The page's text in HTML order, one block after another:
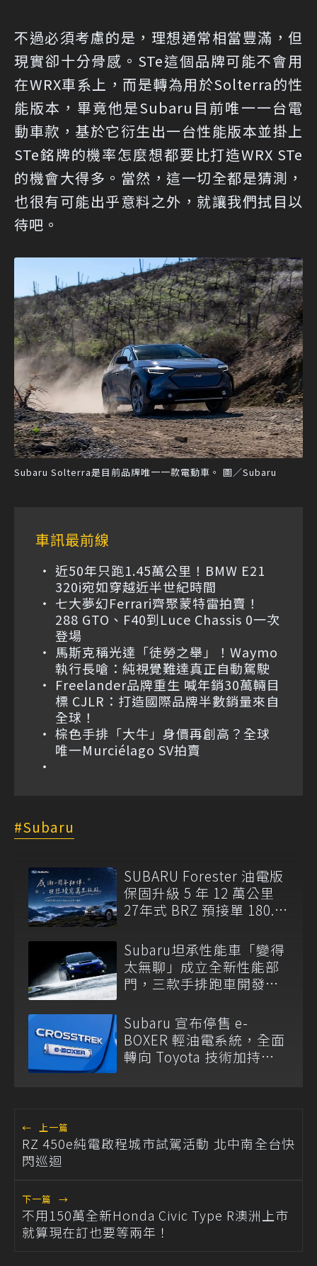
不過必須考慮的是，理想通常相當豐滿，但
現實卻十分骨感。STe這個品牌可能不會用
在WRX車系上，而是轉為用於Solterra的性
能版本，畢竟他是Subaru目前唯一一台電
動車款，基於它衍生出一台性能版本並掛上
STe銘牌的機率怎麼想都要比打造WRX STe
的機會大得多。當然，這一切全都是猜測，
也很有可能出乎意料之外，就讓我們拭目以
待吧。
Subaru Solterra是目前品牌唯一一款電動車。 圖／Subaru
車訊最前線
近50年只跑1.45萬公里！BMW E21
320i宛如穿越近半世紀時間
七大夢幻Ferrari齊聚蒙特雷拍賣！
288 GTO、F40到Luce Chassis 0一次
登場
馬斯克稱光達「徒勞之舉」！Waymo
執行長嗆：純視覺難達真正自動駕駛
Freelander品牌重生 喊年銷30萬輛目
標 CJLR：打造國際品牌半數銷量來自
全球！
棕色手排「大牛」身價再創高？全球
唯一Murciélago SV拍賣
Subaru
SUBARU Forester 油電版
保固升級 5 年 12 萬公里
27年式 BRZ 預接單 180.8
Subaru坦承性能車「變得
太無聊」成立全新性能部
門，三款手排跑車開發
Subaru 宣布停售 e-
BOXER 輕油電系統，全面
轉向 Toyota 技術加持
← 上一篇
RZ 450e純電啟程城市試駕活動 北中南全台快
閃巡迴
下一篇 →
不用150萬全新Honda Civic Type R澳洲上市
就算現在訂也要等兩年！